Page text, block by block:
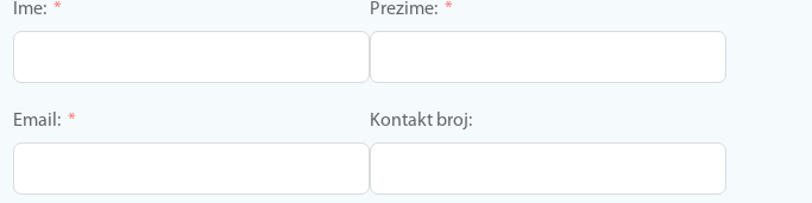
Ime:
Email:
Prezime:
Kontakt broj: